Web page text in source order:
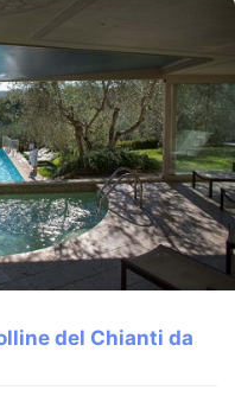
di Como
per concederti una notte
Concediti una paus...
del Chianti da